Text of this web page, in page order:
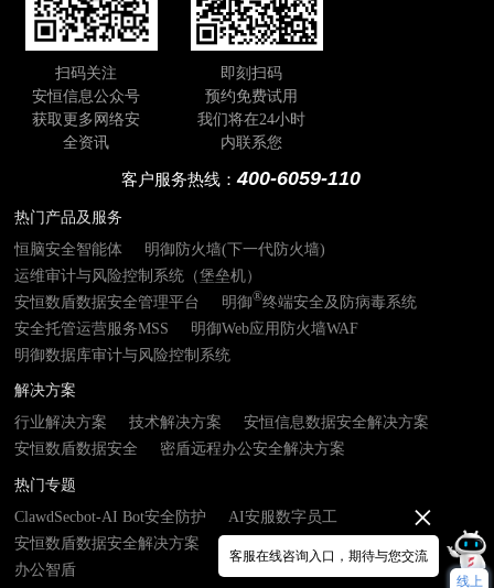
扫码关注
安恒信息公众号
获取更多网络安
全资讯
即刻扫码
预约免费试用
我们将在24小时
内联系您
客户服务热线：400-6059-110
热门产品及服务
恒脑安全智能体
明御防火墙(下一代防火墙)
运维审计与风险控制系统（堡垒机）
安恒数盾数据安全管理平台
明御®终端安全及防病毒系统
安全托管运营服务MSS
明御Web应用防火墙WAF
明御数据库审计与风险控制系统
解决方案
行业解决方案
技术解决方案
安恒信息数据安全解决方案
安恒数盾数据安全
密盾远程办公安全解决方案
热门专题
ClawdSecbot-AI Bot安全防护
AI安服数字员工
安恒数盾数据安全解决方案
办公智盾
客服在线咨询入口，期待与您交流
线上